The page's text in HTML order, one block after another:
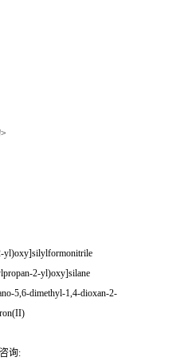
yl)oxy]silylformonitrile
2-yl)oxy]silane
5,6-dimethyl-1,4-dioxan-2-
询: